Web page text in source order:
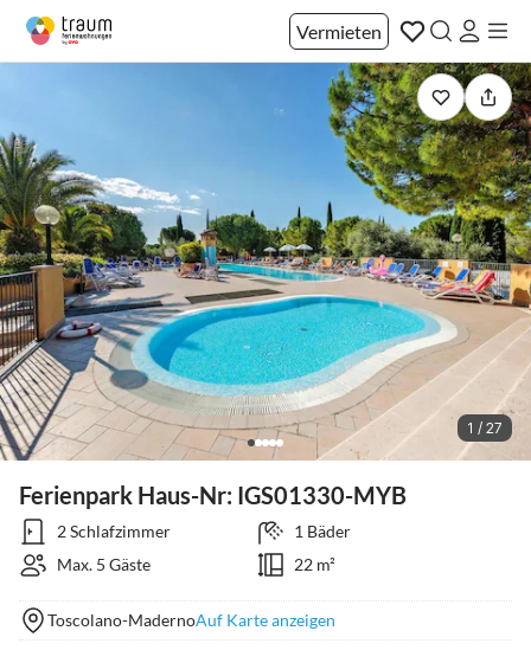
Vermieten
1 / 27
Ferienpark Haus-Nr: IGS01330-MYB
2 Schlafzimmer
1 Bäder
Max. 5 Gäste
22 m²
Toscolano-MadernoAuf Karte anzeigen